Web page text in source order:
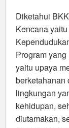
Diketahui
Kencana
Program
yaitu upaya
berketahanan
lingkungan
kehidupan,
diutamakan,